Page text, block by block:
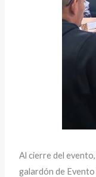
Al cierre del
galardón de